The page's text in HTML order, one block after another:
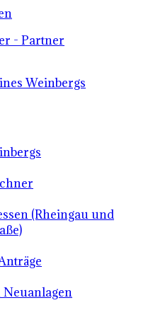
- Partner
Weinbergs
(Rheingau und